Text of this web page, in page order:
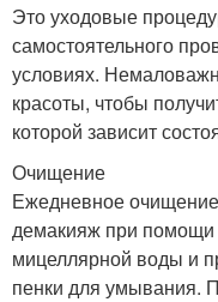
Это уходовые
самостоятельного
условиях.
красоты, чтобы
которой зависит
Очищение
Ежедневное
демакияж при помощи
мицеллярной воды и
пенки для умывания.